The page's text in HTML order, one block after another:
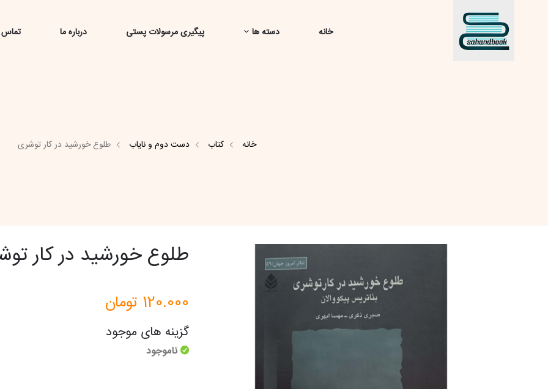
خانه دسته ها پیگیری مرسولات پستی درباره ما تماس
خانه کتاب دست دوم و نایاب طلوع خورشید در کار توشری
طلوع خورشید در کار
120.000 تومان
گزینه های موجود
ناموجود